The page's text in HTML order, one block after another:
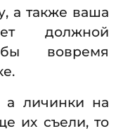
а также ваша
должной
вовремя
а личинки на
их съели, то